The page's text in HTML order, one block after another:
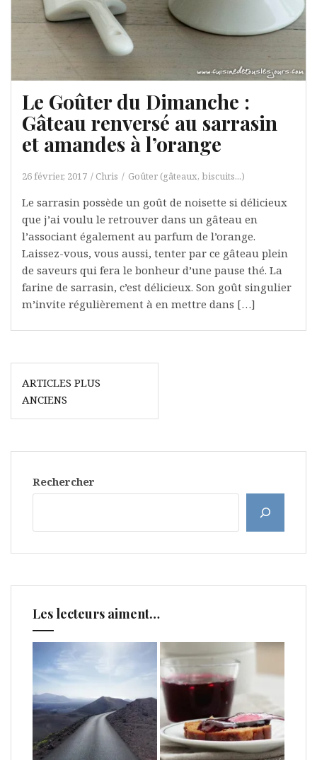
Le Goûter du Dimanche :
Gâteau renversé au sarrasin
et amandes à l’orange
26 février, 2017 Chris Goûter (gâteaux, biscuits...)
Le sarrasin possède un goût de noisette si délicieux
que j’ai voulu le retrouver dans un gâteau en
l’associant également au parfum de l’orange.
Laissez-vous, vous aussi, tenter par ce gâteau plein
de saveurs qui fera le bonheur d’une pause thé. La
farine de sarrasin, c’est délicieux. Son goût singulier
m’invite régulièrement à en mettre dans […]
Navigation
des
articles
ARTICLES PLUS
ANCIENS
Rechercher
Les lecteurs aiment…